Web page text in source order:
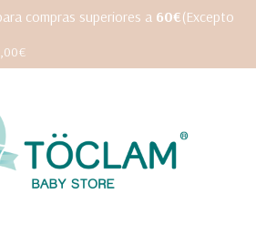
compras superiores a 60€(Excepto